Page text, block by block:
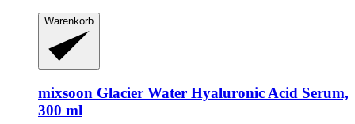
Warenkorb
mixsoon Glacier Water Hyaluronic Acid Serum,
300 ml